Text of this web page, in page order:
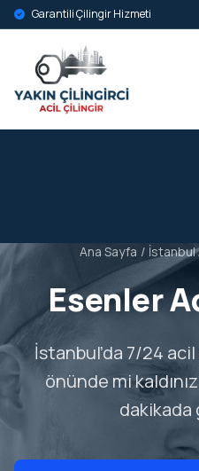
Garantili Çilingir Hizmeti
Ana Sayfa / İstanbul
Esenler
İstanbul’da 7/24
önünde mi
dakikada